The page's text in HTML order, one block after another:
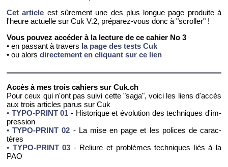
Cet ar­ticle est sû­re­ment une des plus longue page pro­duite à
l'heure ac­tuelle sur Cuk V.2, pré­pa­rez-vous donc à "scrol­ler" !
Vous pou­vez ac­cé­der à la lec­ture de ce ca­hier No 3
• en pas­sant à tra­vers la page des tests Cuk
• ou alors di­rec­te­ment en cli­quant sur ce lien
Accès à mes trois ca­hiers sur Cuk.​ch
Pour ceux qui n'ont pas suivi cette "saga", voici les liens d'ac­cès
aux trois ar­ticles parus sur Cuk
• TYPO-PRINT 01 - His­to­rique et évo­lu­tion des tech­niques d'im­
pres­sion
• TYPO-PRINT 02 - La mise en page et les po­lices de ca­rac­
tères
• TYPO-PRINT 03 - Re­liure et pro­blèmes tech­niques liés à la
PAO